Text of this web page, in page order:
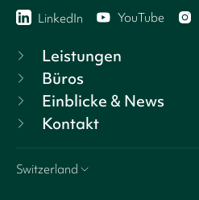
LinkedIn YouTube
Leistungen
Büros
Einblicke & News
Kontakt
Switzerland